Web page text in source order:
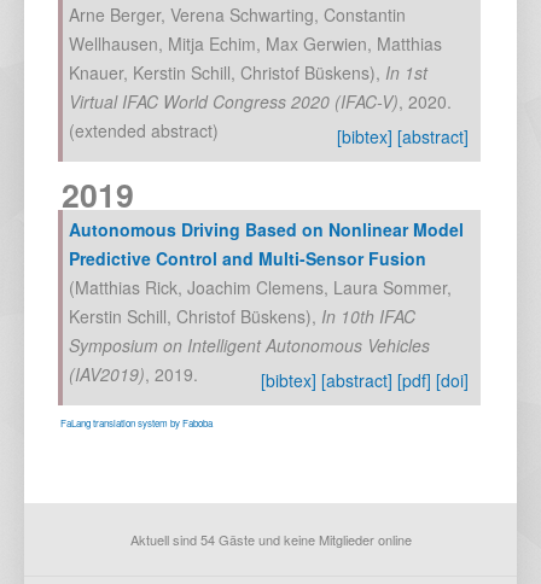
Arne Berger, Verena Schwarting, Constantin
Wellhausen, Mitja Echim, Max Gerwien, Matthias
Knauer, Kerstin Schill, Christof Büskens), In 1st
Virtual IFAC World Congress 2020 (IFAC-V), 2020.
(extended abstract)
[bibtex] [abstract]
2019
Autonomous Driving Based on Nonlinear Model
Predictive Control and Multi-Sensor Fusion
(Matthias Rick, Joachim Clemens, Laura Sommer,
Kerstin Schill, Christof Büskens), In 10th IFAC
Symposium on Intelligent Autonomous Vehicles
(IAV2019), 2019. [bibtex] [abstract] [pdf] [doi]
FaLang translation system by Faboba
Aktuell sind 54 Gäste und keine Mitglieder online